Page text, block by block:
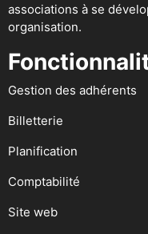
associations à se
organisation.
Gestion des adhérents
Billetterie
Planification
Comptabilité
Site web